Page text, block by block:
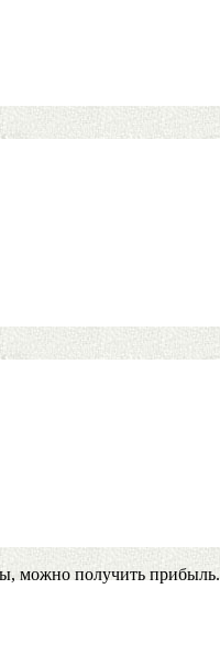
можно получить прибыль.